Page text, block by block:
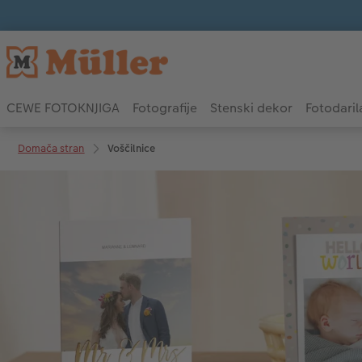
CEWE FOTOKNJIGA Fotografije Stenski dekor
Domača stran Voščilnice